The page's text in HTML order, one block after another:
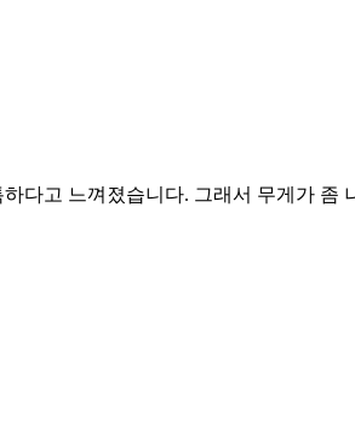
다고 느껴졌습니다. 그래서 무게가 좀